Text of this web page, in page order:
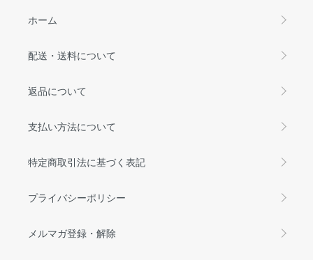
ホーム
配送・送料について
返品について
支払い方法について
特定商取引法に基づく表記
プライバシーポリシー
メルマガ登録・解除